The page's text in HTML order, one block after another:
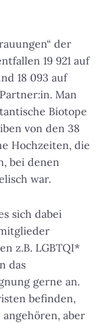
der
19 921 auf
18 093 auf
Man
Biotope
von den 38
Hochzeiten, die
bei denen
war.
sich dabei
z.B. LGBTQI*
das
gerne an.
befinden,
aber